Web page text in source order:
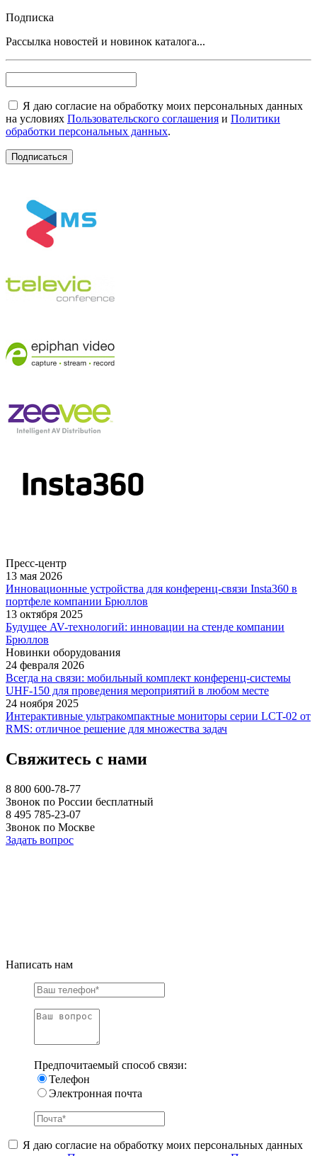
Подписка
Рассылка новостей и новинок каталога...
Я даю согласие на обработку моих персональных данных
на условиях Пользовательского соглашения и Политики
обработки персональных данных.
Пресс-центр
13 мая 2026
Инновационные устройства для конференц-связи Insta360 в
портфеле компании Брюллов
13 октября 2025
Будущее AV-технологий: инновации на стенде компании
Брюллов
Новинки оборудования
24 февраля 2026
Всегда на связи: мобильный комплект конференц-системы
UHF-150 для проведения мероприятий в любом месте
24 ноября 2025
Интерактивные ультракомпактные мониторы серии LCT-02 от
RMS: отличное решение для множества задач
Свяжитесь с нами
8 800 600-78-77
Звонок по России бесплатный
8 495 785-23-07
Звонок по Москве
Задать вопрос
Написать нам
Предпочитаемый способ связи:
Телефон
Электронная почта
Я даю согласие на обработку моих персональных данных